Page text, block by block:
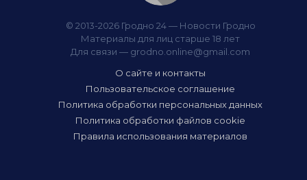
© 2013-2026 Гродно 24 — Новости Гродно
Материалы для лиц старше 18 лет
Для связи — grodno.online@gmail.com
О сайте и контакты
Пользовательское соглашение
Политика обработки персональных данных
Политика обработки файлов cookie
Правила использования материалов